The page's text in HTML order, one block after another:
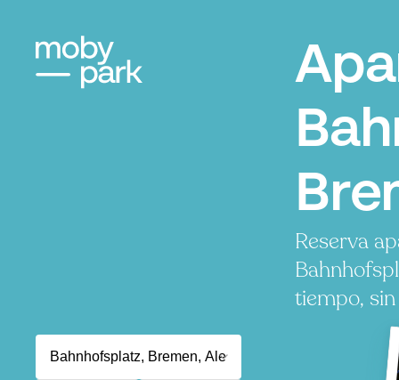
Reserva
tiempo,